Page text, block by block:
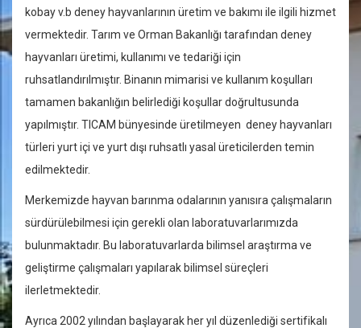
kobay v.b deney hayvanlarının üretim ve bakımı ile ilgili hizmet
vermektedir. Tarım ve Orman Bakanlığı tarafından deney
hayvanları üretimi, kullanımı ve tedariği için
ruhsatlandırılmıştır. Binanın mimarisi ve kullanım koşulları
tamamen bakanlığın belirlediği koşullar doğrultusunda
yapılmıştır. TICAM bünyesinde üretilmeyen deney hayvanları
türleri yurt içi ve yurt dışı ruhsatlı yasal üreticilerden temin
edilmektedir.
Merkemizde hayvan barınma odalarının yanısıra çalışmaların
sürdürülebilmesi için gerekli olan laboratuvarlarımızda
bulunmaktadır. Bu laboratuvarlarda bilimsel araştırma ve
geliştirme çalışmaları yapılarak bilimsel süreçleri
ilerletmektedir.
Ayrıca 2002 yılından başlayarak her yıl düzenlediği sertifikalı